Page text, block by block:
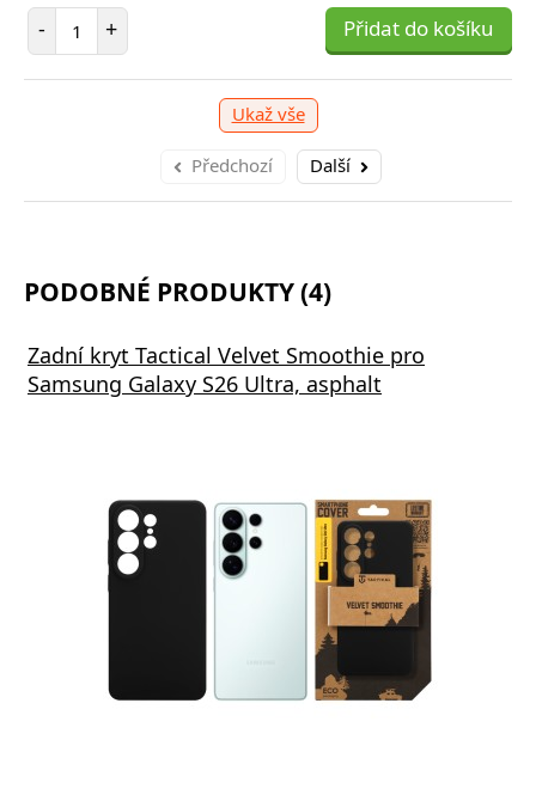
- Počet položek
+ Přidat do košíku
Ukaž vše
Předchozí Další
položek Přidat do košíku -
PODOBNÉ PRODUKTY (4)
Zadní kryt Tactical Velvet Smoothie pro
Samsung Galaxy S26 Ultra, asphalt